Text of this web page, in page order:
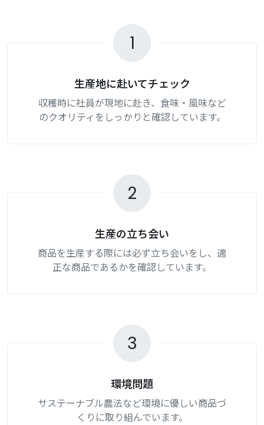
1
生産地に赴いてチェック
収穫時に社員が現地に赴き、食味・風味など
のクオリティをしっかりと確認しています。
2
生産の立ち会い
商品を生産する際には必ず立ち会いをし、適
正な商品であるかを確認しています。
3
環境問題
サステーナブル農法など環境に優しい商品づ
くりに取り組んでいます。